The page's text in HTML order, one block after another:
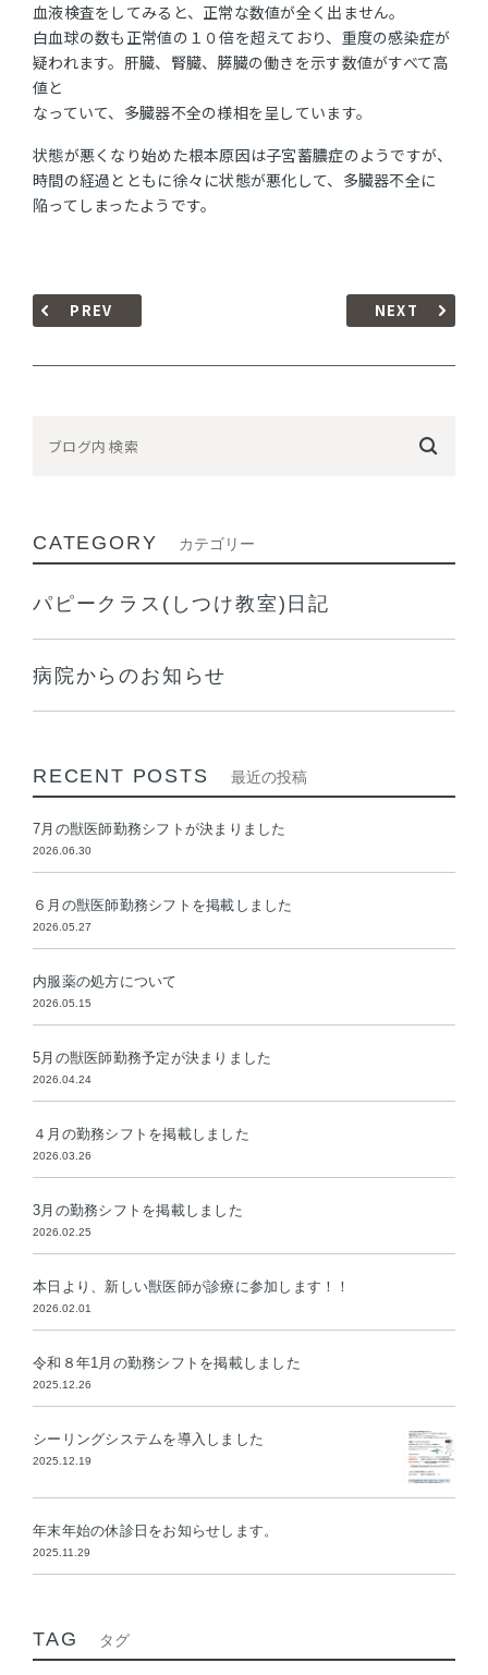
血液検査をしてみると、正常な数値が全く出ません。
白血球の数も正常値の１０倍を超えており、重度の感染症が
疑われます。肝臓、腎臓、膵臓の働きを示す数値がすべて高
値と
なっていて、多臓器不全の様相を呈しています。
状態が悪くなり始めた根本原因は子宮蓄膿症のようですが、
時間の経過とともに徐々に状態が悪化して、多臓器不全に
陥ってしまったようです。
PREV NEXT
CATEGORY カテゴリー
パピークラス(しつけ教室)日記
病院からのお知らせ
RECENT POSTS 最近の投稿
7月の獣医師勤務シフトが決まりました
2026.06.30
６月の獣医師勤務シフトを掲載しました
2026.05.27
内服薬の処方について
2026.05.15
5月の獣医師勤務予定が決まりました
2026.04.24
４月の勤務シフトを掲載しました
2026.03.26
3月の勤務シフトを掲載しました
2026.02.25
本日より、新しい獣医師が診療に参加します！！
2026.02.01
令和８年1月の勤務シフトを掲載しました
2025.12.26
シーリングシステムを導入しました
2025.12.19
年末年始の休診日をお知らせします。
2025.11.29
TAG タグ